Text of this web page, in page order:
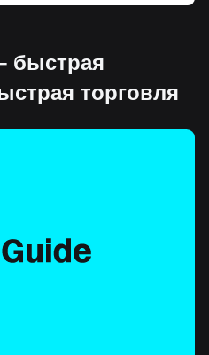
быстрая
торговля